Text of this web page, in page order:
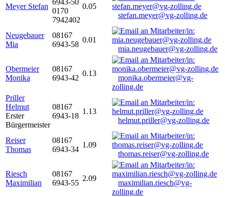
Meyer Stefan
6943-50
0170
7942402
0.05
stefan.meyer@vg-zolling.de
Neugebauer
Mia
08167
6943-58
0.01
mia.neugebauer@vg-zolling.de
Obermeier
Monika
08167
6943-42
0.13
monika.obermeier@vg-
zolling.de
Priller
Helmut
Erster
Bürgermeister
08167
6943-18
1.13
helmut.priller@vg-zolling.de
Reiser
Thomas
08167
6943-34
1.09
thomas.reiser@vg-zolling.de
Riesch
Maximilian
08167
6943-55
2.09
maximilian.riesch@vg-
zolling.de